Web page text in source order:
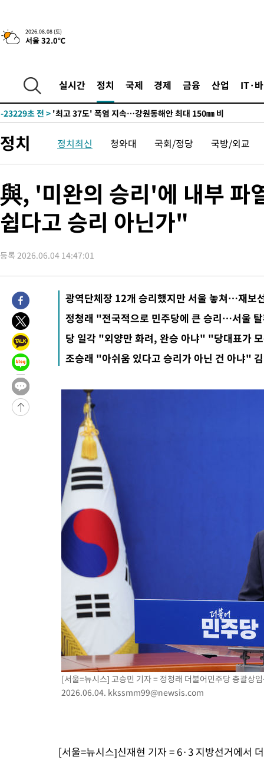
2026.08.08 (토)
서울 32.0℃
실시간 정치 국제 경제 금융 산업 IT·
-16375초 전 >
[속보]뉴욕증시 상승 마감…S&P 0.6% 나스닥 1.3%↑
-23229초 전 >
-16355초 전 > [속보]뉴욕증시 상승 마감…S&P 0.6% 나스닥 1.3%↑
-16375초 전 >
[속보]뉴욕증시 상승 마감…S&P 0.6% 나스닥 1.3%↑
정치 정치최신 청와대 국회/정당 국방/외교
與, '미완의 승리'에 내부
쉽다고 승리 아닌가"
등록 2026.06.04 14:47:01
광역단체장 12개 승리했지만 서울 놓쳐…재보
정청래 "전국적으로 민주당에 큰 승리…서울
당 일각 "외양만 화려, 완승 아냐" "당대표가
조승래 "아쉬움 있다고 승리가 아닌 건 아냐"
[서울=뉴시스] 고승민 기자 = 정청래 더불어민주당 총괄상
2026.06.04. kkssmm99@newsis.com
[서울=뉴시스]신재현 기자 = 6·3 지방선거에서